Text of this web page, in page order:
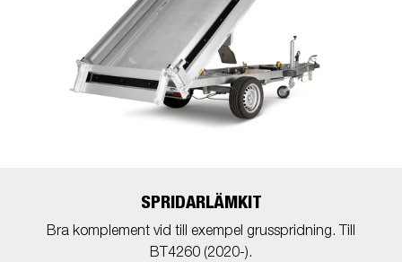
SPRIDARLÄMKIT
Bra komplement vid till exempel grusspridning. Till
BT4260 (2020-).